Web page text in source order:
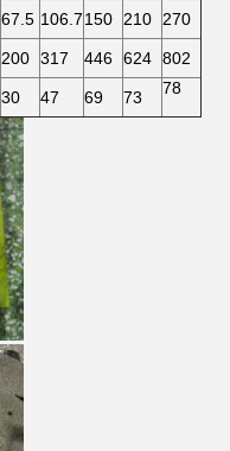
67.5 106.7150 210 270
200 317 446 624 802
30 47 69 73 78